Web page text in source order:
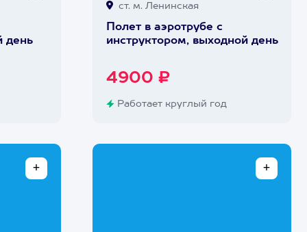
день
ст. м. Ленинская
Полет в аэротрубе с
инструктором, выходной день
4900 ₽
Работает круглый год